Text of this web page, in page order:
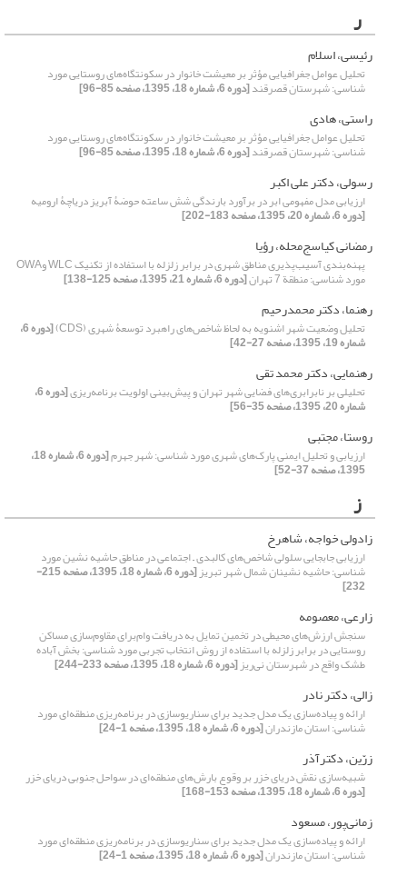
ر
رئیسی، اسلام
تحلیل عوامل جغرافیایی مؤثر بر معیشت خانوار در سکونتگاه‌های روستایی مورد
شناسی: شهرستان قصرقند[دوره 6، شماره 18، 1395، صفحه 85-96]
راستی، هادی
تحلیل عوامل جغرافیایی مؤثر بر معیشت خانوار در سکونتگاه‌های روستایی مورد
شناسی: شهرستان قصرقند[دوره 6، شماره 18، 1395، صفحه 85-96]
رسولی، دکتر علی اکبر
ارزیابی مدل مفهومی ابر در برآورد بارندگی شش ساعته حوضۀ آبریز دریاچۀ ارومیه
[دوره 6، شماره 20، 1395، صفحه 183-202]
رمضانی کیاسج‌محله، رؤیا
پهنه‌بندی آسیب‌پذیری مناطق شهری در برابر زلزله با استفاده از تکنیک WLC وOWA
مورد شناسی: منطقة 7 تهران [دوره 6، شماره 21، 1395، صفحه 125-138]
رهنما، دکتر محمدرحیم
تحلیل وضعیت شهر اشنویه به لحاظ شاخص‌های راهبرد توسعۀ شهری (CDS) [دوره 6،
شماره 19، 1395، صفحه 27-42]
رهنمایی، دکتر محمد تقی
تحلیلی بر نابرابری‌های فضایی شهر تهران و پیش‌بینی اولویت برنامه‌ریزی [دوره 6،
شماره 20، 1395، صفحه 35-56]
روستا، مجتبی
ارزیابی و تحلیل ایمنی پارک‌های شهری مورد شناسی: شهر جهرم [دوره 6، شماره 18،
1395، صفحه 37-52]
ز
زادولی خواجه، شاهرخ
ارزیابی جابجایی سلولی شاخص‌های کالبدی – اجتماعی در مناطق حاشیه نشین مورد
شناسی: حاشیه نشینان شمال شهر تبریز [دوره 6، شماره 18، 1395، صفحه 215-
232]
زارعی، معصومه
سنجش ارزش‌های‌ محیطی‌ در تخمین تمایل به دریافت وام‌برای مقاوم‌سازی مساکن
روستایی در برابر زلزله با استفاده از روش انتخاب تجربی مورد شناسی: بخش آباده
‌طشک واقع در شهرستان نی‌ریز[دوره 6، شماره 18، 1395، صفحه 233-244]
زالی، دکتر نادر
ارائه و پیاده‌سازی یک مدل جدید برای سناریوسازی در برنامه‌ریزی‌ منطقه‌ای مورد
شناسی: استان مازندران[دوره 6، شماره 18، 1395، صفحه 1-24]
زرّین، دکترآذر
شبیه‌سازی نقش دریای خزر بر وقوع بارش‌های منطقه‌ای در سواحل جنوبی دریای خزر
[دوره 6، شماره 18، 1395، صفحه 153-168]
زمانی‌پور، مسعود
ارائه و پیاده‌سازی یک مدل جدید برای سناریوسازی در برنامه‌ریزی‌ منطقه‌ای مورد
شناسی: استان مازندران[دوره 6، شماره 18، 1395، صفحه 1-24]